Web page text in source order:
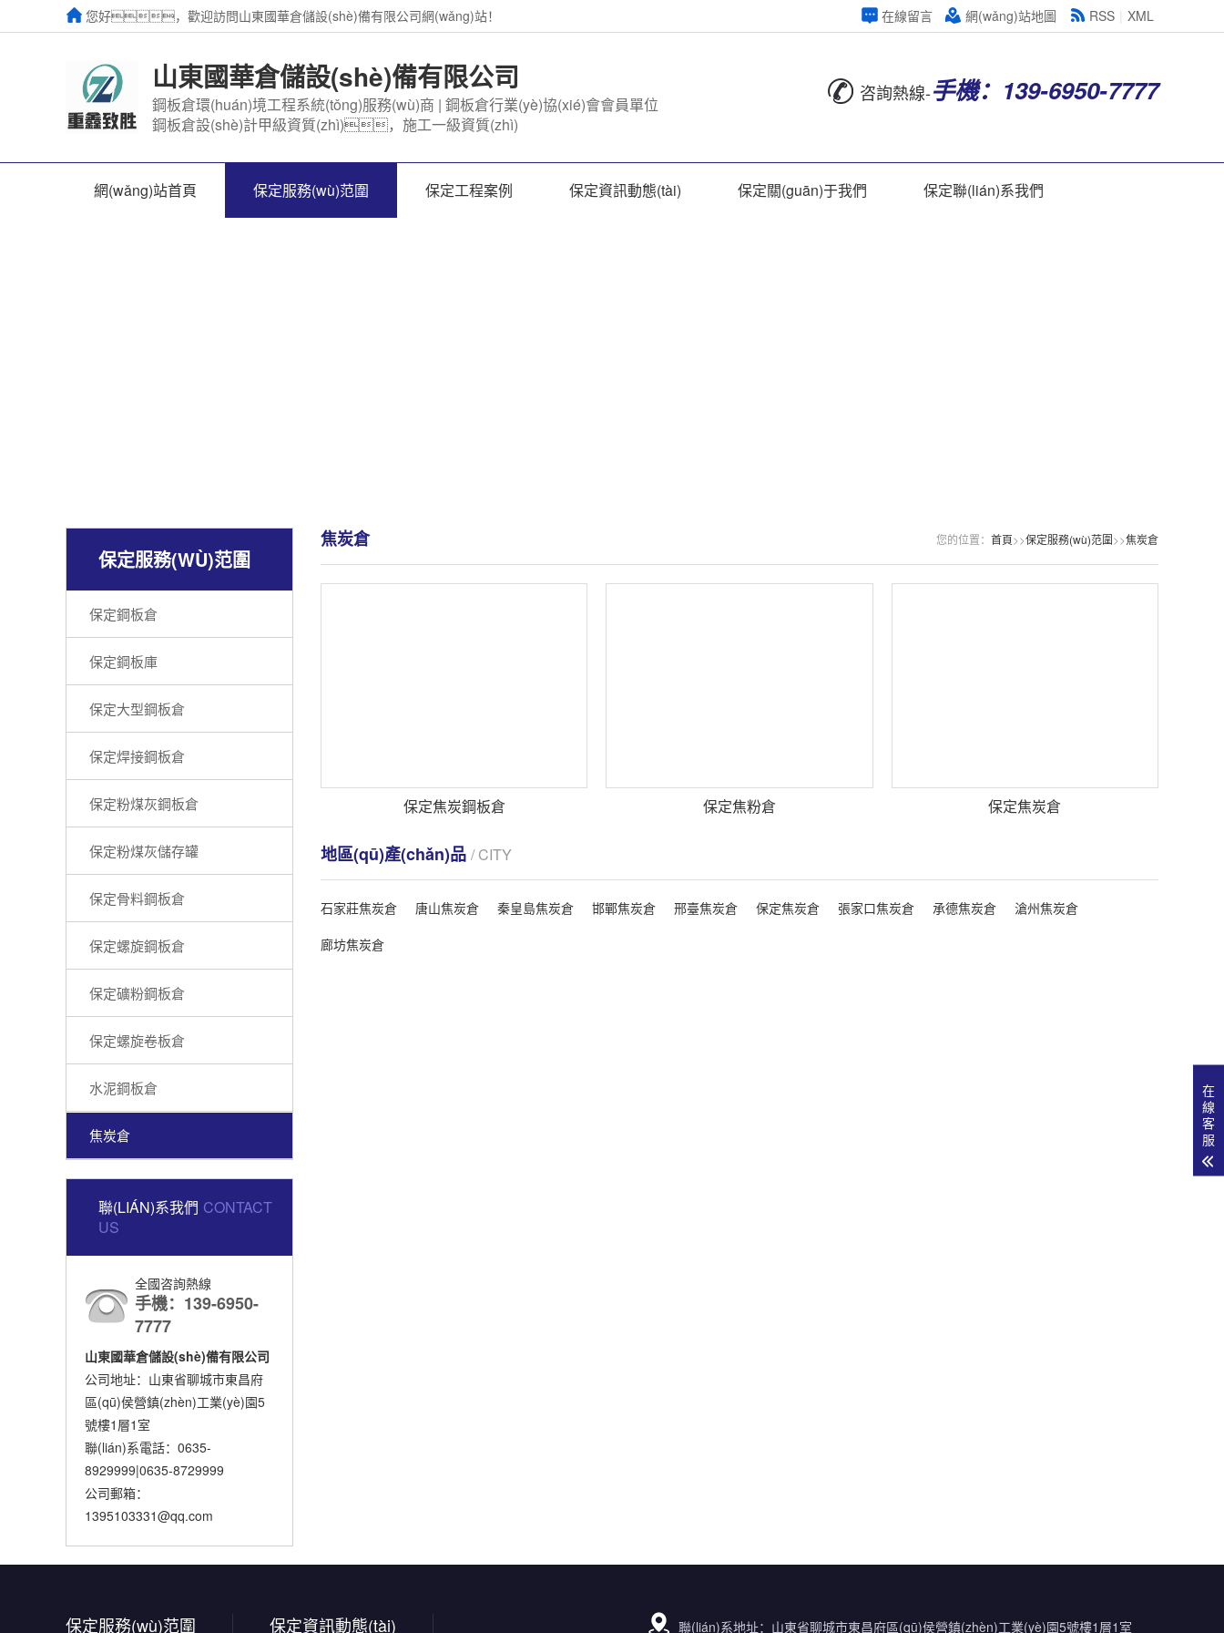
在線留言 網(wǎng)站地圖 RSS XML
您好，歡迎訪問山東國華倉儲設(shè)備有限公司網(wǎng)站！
山東國華倉儲設(shè)備有限公司
鋼板倉環(huán)境工程系統(tǒng)服務(wù)商 | 鋼板倉行業(yè)協(xié)會會員單位
鋼板倉設(shè)計甲級資質(zhì)，施工一級資質(zhì)
咨詢熱線-手機：139-6950-7777
網(wǎng)站首頁 保定服務(wù)范圍 保定工程案例 保定資訊動態(tài) 保定關(guān)于我們 保定聯(lián)系我們
保定服務(WÙ)范圍
保定鋼板倉
保定鋼板庫
保定大型鋼板倉
保定焊接鋼板倉
保定粉煤灰鋼板倉
保定粉煤灰儲存罐
保定骨料鋼板倉
保定螺旋鋼板倉
保定礦粉鋼板倉
保定螺旋卷板倉
水泥鋼板倉
焦炭倉
聯(LIÁN)系我們 CONTACT
US
全國咨詢熱線
手機：139-6950-
7777
山東國華倉儲設(shè)備有限公司
公司地址：山東省聊城市東昌府
區(qū)侯營鎮(zhèn)工業(yè)園5
號樓1層1室
聯(lián)系電話：0635-
8929999|0635-8729999
公司郵箱：
1395103331@qq.com
您的位置： 首頁>>保定服務(wù)范圍>>焦炭倉
焦炭倉
保定焦炭鋼板倉 保定焦粉倉 保定焦炭倉
地區(qū)產(chǎn)品 / CITY
石家莊焦炭倉 唐山焦炭倉 秦皇島焦炭倉 邯鄲焦炭倉 邢臺焦炭倉 保定焦炭倉 張家口焦炭倉 承德焦炭倉
滄州焦炭倉
廊坊焦炭倉
保定服務(wù)范圍 保定資訊動態(tài) 聯(lián)系地址：山東省聊城市東昌府區(qū)侯營鎮(zhèn)工業(yè)園5號樓1層1室
在
線
客
服